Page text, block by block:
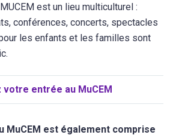
est un lieu multiculturel :
conférences, concerts, spectacles
les enfants et les familles sont
votre entrée au MuCEM
MuCEM est également comprise